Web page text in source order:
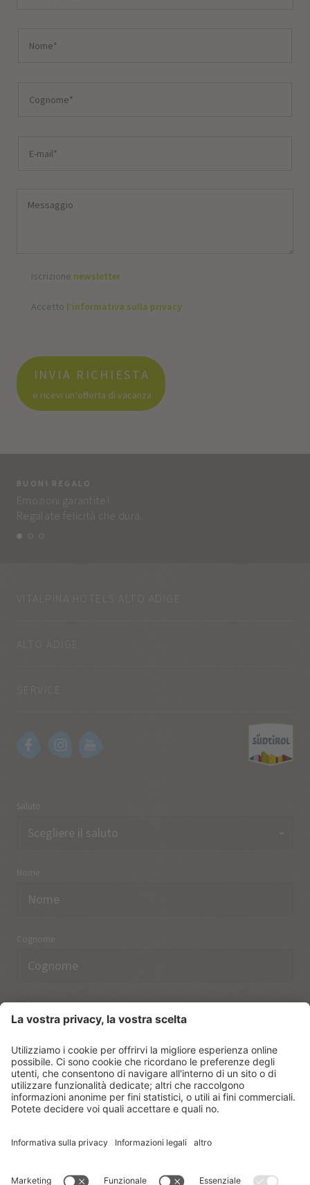
Iscrizione newsletter
Accetto l’informativa sulla privacy
INVIA RICHIESTA
e ricevi un‘offerta di vacanza
BUONI REGALO
Emozioni garantite!
Regalate felicità che dura.
VITALPINA HOTELS ALTO ADIGE
ALTO ADIGE
Saluto
Nome
Cognome
Indirizzo email
Ho preso nota delle norme sulla protezione dei dati.